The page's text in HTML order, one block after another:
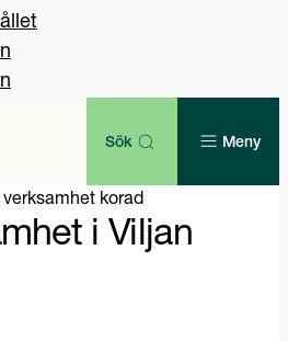
Sök Meny
verksamhet korad
i Viljan